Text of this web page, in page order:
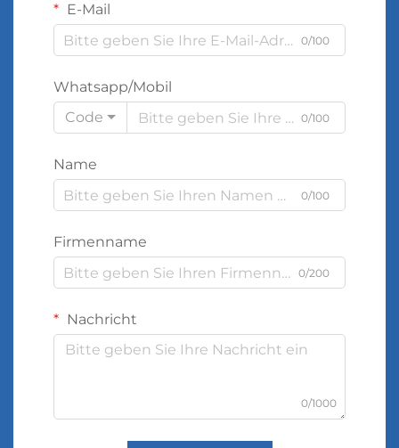
E-Mail
0/100
Whatsapp/Mobil
Code
0/100
Name
0/100
Firmenname
0/200
Nachricht
0/1000